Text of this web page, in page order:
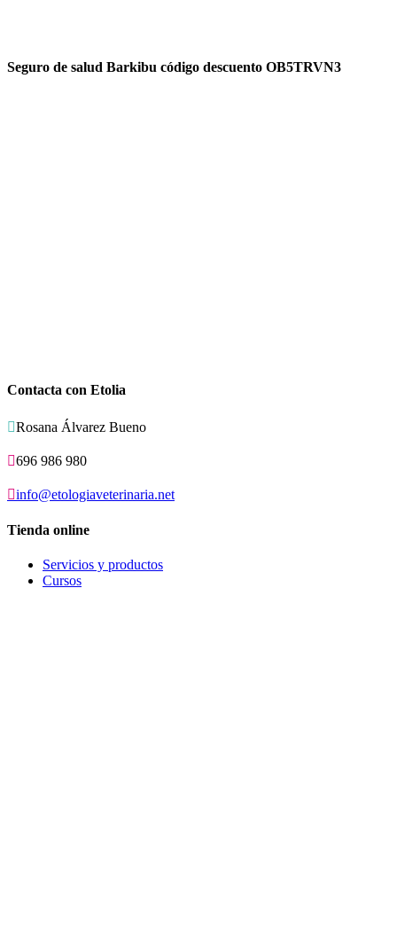
Seguro de salud Barkibu código descuento OB5TRVN3
Contacta con Etolia
Rosana Álvarez Bueno
696 986 980
info@etologiaveterinaria.net
Tienda online
Servicios y productos
Cursos